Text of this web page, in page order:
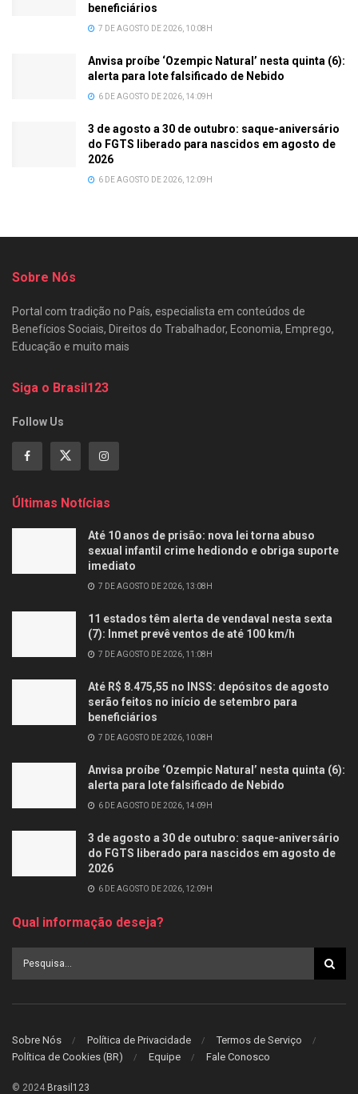
beneficiários
7 DE AGOSTO DE 2026, 10:08H
Anvisa proíbe ‘Ozempic Natural’ nesta quinta (6):
alerta para lote falsificado de Nebido
6 DE AGOSTO DE 2026, 14:09H
3 de agosto a 30 de outubro: saque-aniversário
do FGTS liberado para nascidos em agosto de
2026
6 DE AGOSTO DE 2026, 12:09H
Sobre Nós
Portal com tradição no País, especialista em conteúdos de
Benefícios Sociais, Direitos do Trabalhador, Economia, Emprego,
Educação e muito mais
Siga o Brasil123
Follow Us
Últimas Notícias
Até 10 anos de prisão: nova lei torna abuso
sexual infantil crime hediondo e obriga suporte
imediato
7 DE AGOSTO DE 2026, 13:08H
11 estados têm alerta de vendaval nesta sexta
(7): Inmet prevê ventos de até 100 km/h
7 DE AGOSTO DE 2026, 11:08H
Até R$ 8.475,55 no INSS: depósitos de agosto
serão feitos no início de setembro para
beneficiários
7 DE AGOSTO DE 2026, 10:08H
Anvisa proíbe ‘Ozempic Natural’ nesta quinta (6):
alerta para lote falsificado de Nebido
6 DE AGOSTO DE 2026, 14:09H
3 de agosto a 30 de outubro: saque-aniversário
do FGTS liberado para nascidos em agosto de
2026
6 DE AGOSTO DE 2026, 12:09H
Qual informação deseja?
Sobre Nós Política de Privacidade
Termos de Serviço
Política de Cookies (BR)
Equipe Fale Conosco
© 2024 Brasil123